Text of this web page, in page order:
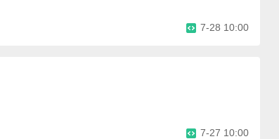
7-28 10:00
7-27 10:00